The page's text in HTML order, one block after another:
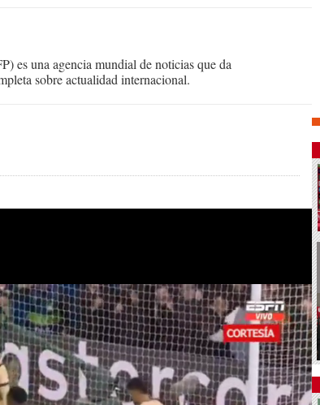
es una agencia mundial de noticias que da
sobre actualidad internacional.